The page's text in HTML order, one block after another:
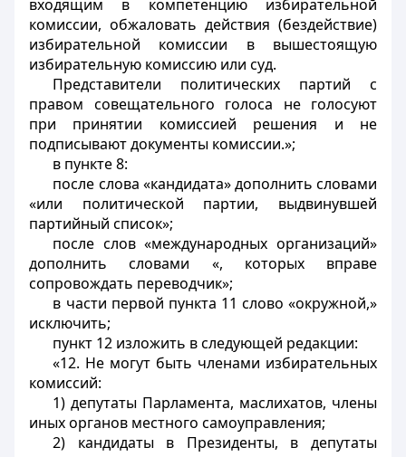
входящим в компетенцию избирательной
комиссии, обжаловать действия (бездействие)
избирательной комиссии в вышестоящую
избирательную комиссию или суд.
Представители политических партий с
правом совещательного голоса не голосуют
при принятии комиссией решения и не
подписывают документы комиссии.»;
в пункте 8:
после слова «кандидата» дополнить словами
«или политической партии, выдвинувшей
партийный список»;
после слов «международных организаций»
дополнить словами «, которых вправе
сопровождать переводчик»;
в части первой пункта 11 слово «окружной,»
исключить;
пункт 12 изложить в следующей редакции:
«12. Не могут быть членами избирательных
комиссий:
1) депутаты Парламента, маслихатов, члены
иных органов местного самоуправления;
2) кандидаты в Президенты, в депутаты